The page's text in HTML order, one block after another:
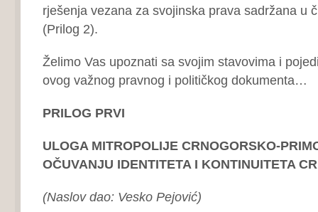
rješenja vezana za svojinska prava sadržana u
(Prilog 2).
Želimo Vas upoznati sa svojim stavovima i
ovog važnog pravnog i političkog dokumenta…
PRILOG PRVI
ULOGA MITROPOLIJE CRNOGORSKO-
OČUVANJU IDENTITETA I KONTINUITETA
(Naslov dao: Vesko Pejović)